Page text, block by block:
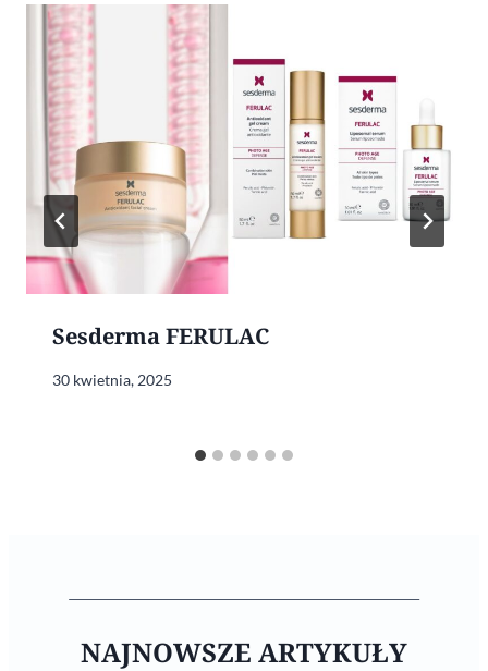
Sesderma FERULAC
30 kwietnia, 2025
NAJNOWSZE ARTYKUŁY